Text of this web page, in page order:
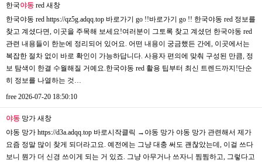
한국야동 red 새창
한국야동 red https://qz5g.adqq.top 바로가기 go !!바로가기 go !! 한국야동 red 정보를
찾고 계셨다면, 이곳을 주목해 보세요!여러분이 그토록 찾고 계셨던 한국야동 red
관련 내용들이 한눈에 정리되어 있어요. 어떤 내용이 궁금했든 간에, 이곳에서는
복잡한 절차 없이 바로 확인이 가능하답니다. 사용자 편의에 맞춰 구성된 만큼, 정
보 탐색이 한결 수월해질 거예요.한국야동 red 활용 팁부터 최신 트렌드까지!단순
히 정보를 나열하는 것…
free 2026-07-20 18:50:10
야동 망가 새창
야동 망가 https://d3a.adqq.top 바로시작클릭 →야동 망가 야동 망가 관련해서 제가
요즘 정말 많이 찾게 되더라고요. 예전에는 그냥 대충 써도 괜찮았는데, 이걸 쓰다
보니 뭔가 더 신경 쓰이게 되는 거 있죠. 그냥 아무거나 쓰자니 찜찜하고, 그렇다고